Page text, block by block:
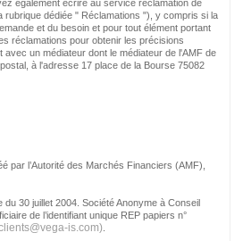
également écrire au service réclamation de
dédiée " Réclamations "), y compris si la
et du besoin et pour tout élément portant
réclamations pour obtenir les précisions
un médiateur dont le médiateur de l'AMF de
à l'adresse 17 place de la Bourse 75082
par l’Autorité des Marchés Financiers (AMF),
30 juillet 2004. Société Anonyme à Conseil
de l’identifiant unique REP papiers n°
is.com)